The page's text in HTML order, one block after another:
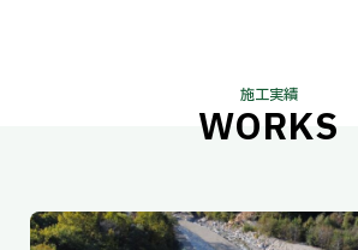
施工実績
WORKS